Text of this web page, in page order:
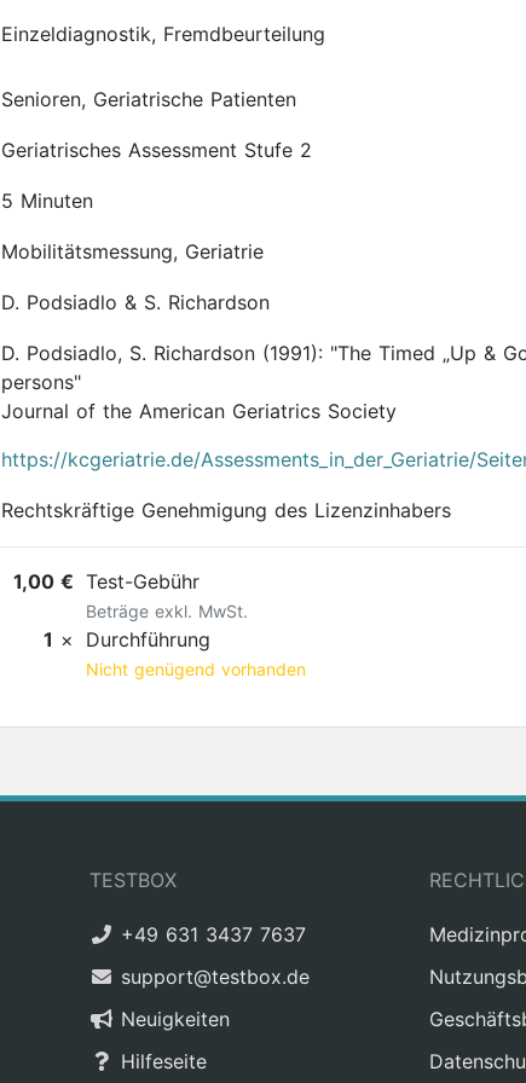
Einzeldiagnostik, Fremdbeurteilung
Senioren, Geriatrische Patienten
Geriatrisches Assessment Stufe 2
5 Minuten
Mobilitätsmessung, Geriatrie
D. Podsiadlo & S. Richardson
D. Podsiadlo, S. Richardson (1991): "The Timed „Up &
persons"
Journal of the American Geriatrics Society
https://kcgeriatrie.de/Assessments_in_der_Geriatrie/
Rechtskräftige Genehmigung des Lizenzinhabers
1,00 € Test-Gebühr
Beträge exkl. MwSt.
1 × Durchführung
Nicht genügend vorhanden
TESTBOX
+49 631 3437 7637
support@testbox.de
Neuigkeiten
Hilfeseite